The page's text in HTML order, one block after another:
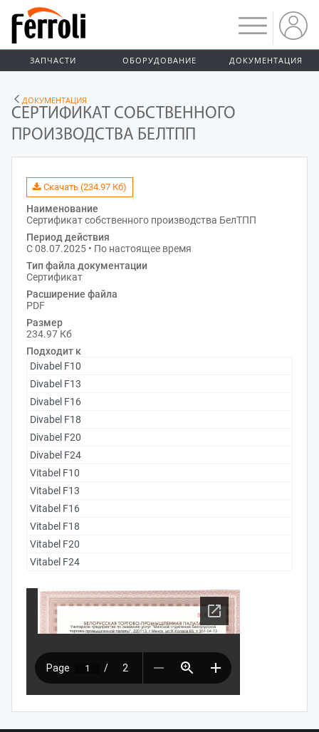
ЗАПЧАСТИ ОБОРУДОВАНИЕ ДОКУМЕНТАЦИЯ
ДОКУМЕНТАЦИЯ
СЕРТИФИКАТ СОБСТВЕННОГО
ПРОИЗВОДСТВА БЕЛТПП
Скачать (234.97 Кб)
Наименование
Сертификат собственного производства БелТПП
Период действия
С 08.07.2025 • По настоящее время
Тип файла документации
Сертификат
Расширение файла
PDF
Размер
234.97 Кб
Подходит к
Divabel F10
Divabel F13
Divabel F16
Divabel F18
Divabel F20
Divabel F24
Vitabel F10
Vitabel F13
Vitabel F16
Vitabel F18
Vitabel F20
Vitabel F24